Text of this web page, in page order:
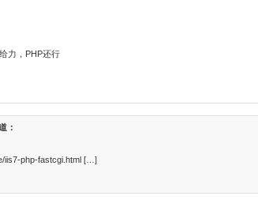
力，PHP还行
：
iis7-php-fastcgi.html […]